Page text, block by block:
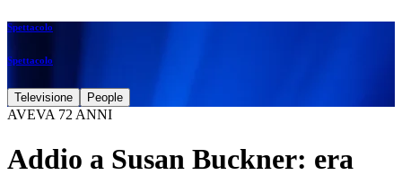
Spettacolo
Spettacolo
Televisione People
AVEVA 72 ANNI
Addio a Susan Buckner: era